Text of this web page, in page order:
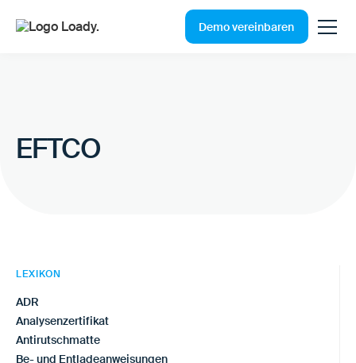
Demo vereinbaren
EFTCO
LEXIKON
ADR
Analysenzertifikat
Antirutschmatte
Be- und Entladeanweisungen